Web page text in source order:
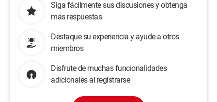
Siga fácilmente sus discusiones y obtenga
más respuestas
Destaque su experiencia y ayude a otros
miembros
Disfrute de muchas funcionalidades
adicionales al registrarse